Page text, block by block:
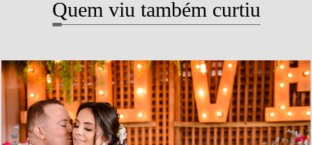
Quem viu também curtiu